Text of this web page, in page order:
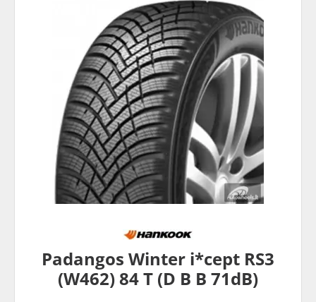
Padangos Winter i*cept RS3
(W462) 84 T (D B B 71dB)